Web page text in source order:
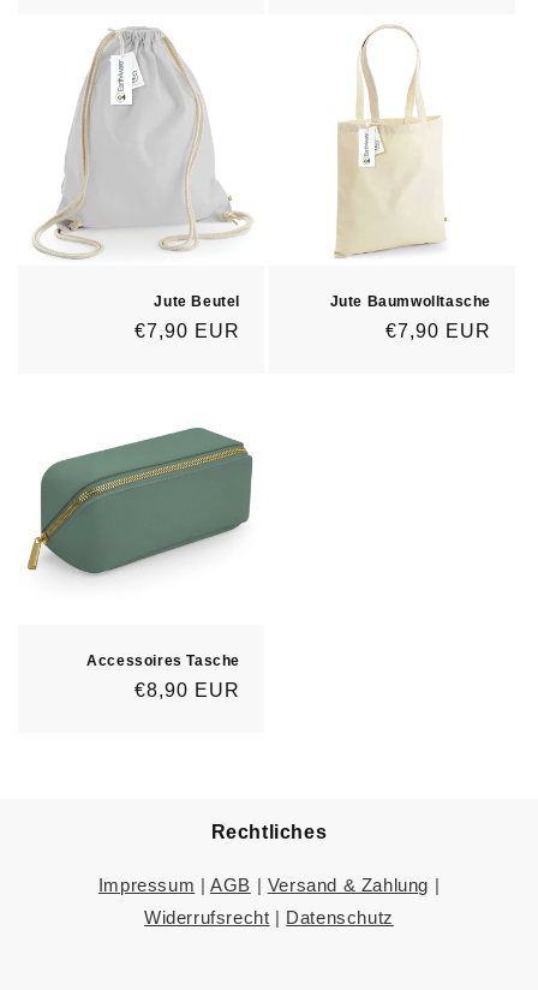
Jute Beutel
Normaler
€7,90 EUR
Jute Baumwolltasche
Normaler
€7,90 EUR
Accessoires Tasche
Normaler
€8,90 EUR
Rechtliches
Impressum |AGB | Versand & Zahlung |
Widerrufsrecht | Datenschutz